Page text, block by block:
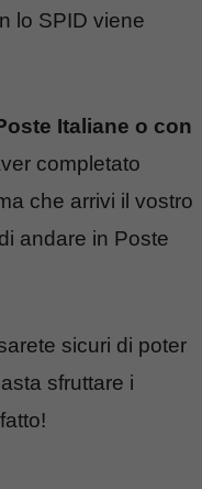
lo SPID viene
Italiane o con
completato
che arrivi il vostro
andare in Poste
sicuri di poter
sfruttare i